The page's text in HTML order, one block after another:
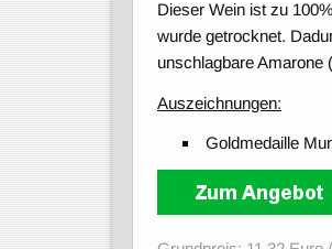
Dieser Wein ist zu
wurde getrocknet.
unschlagbare Amarone
Auszeichnungen:
Goldmedaille